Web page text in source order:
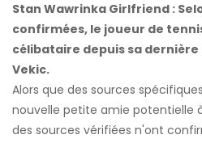
Stan Wawrinka Girlfriend :
confirmées, le joueur de
célibataire depuis sa
Vekic.
Alors que des sources
nouvelle petite amie potentielle
des sources vérifiées n'ont